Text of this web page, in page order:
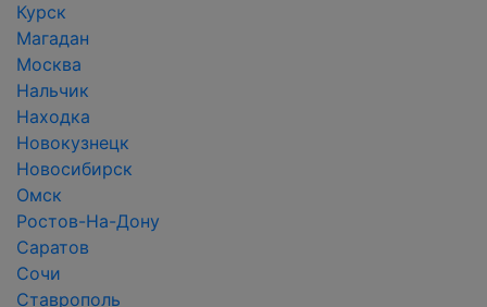
Курск
Магадан
Москва
Нальчик
Находка
Новокузнецк
Новосибирск
Омск
Ростов-На-Дону
Саратов
Сочи
Ставрополь